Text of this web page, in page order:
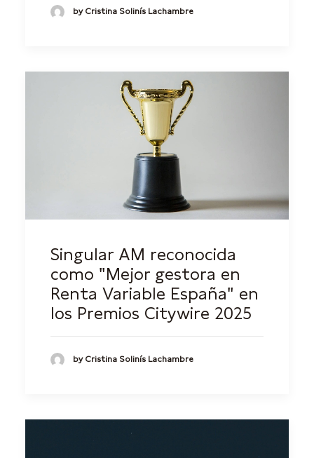
by Cristina Solinís Lachambre
Singular AM reconocida
como "Mejor gestora en
Renta Variable España" en
los Premios Citywire 2025
by Cristina Solinís Lachambre